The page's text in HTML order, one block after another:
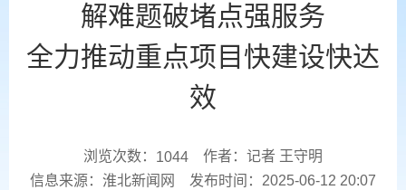
解难题破堵点强服务
全力推动重点项目快建设快达
效
浏览次数： 1044
作者：记者 王守明
信息来源：淮北新闻网
发布时间：2025-06-12 20:07